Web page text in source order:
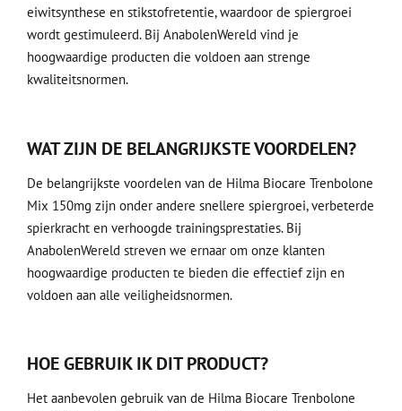
eiwitsynthese en stikstofretentie, waardoor de spiergroei
wordt gestimuleerd. Bij AnabolenWereld vind je
hoogwaardige producten die voldoen aan strenge
kwaliteitsnormen.
WAT ZIJN DE BELANGRIJKSTE VOORDELEN?
De belangrijkste voordelen van de Hilma Biocare Trenbolone
Mix 150mg zijn onder andere snellere spiergroei, verbeterde
spierkracht en verhoogde trainingsprestaties. Bij
AnabolenWereld streven we ernaar om onze klanten
hoogwaardige producten te bieden die effectief zijn en
voldoen aan alle veiligheidsnormen.
HOE GEBRUIK IK DIT PRODUCT?
Het aanbevolen gebruik van de Hilma Biocare Trenbolone